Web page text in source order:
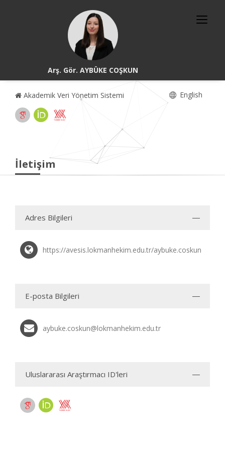
Arş. Gör. AYBÜKE COŞKUN
Akademik Veri Yönetim Sistemi English
İletişim
Adres Bilgileri
https://avesis.lokmanhekim.edu.tr/aybuke.coskun
E-posta Bilgileri
aybuke.coskun@lokmanhekim.edu.tr
Uluslararası Araştırmacı ID'leri